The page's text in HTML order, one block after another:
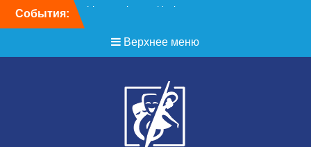
События:
Верхнее меню